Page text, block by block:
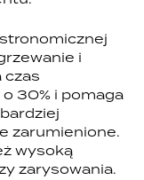
i
czas
30% i pomaga
zarumienione.
wysoką
zarysowania.